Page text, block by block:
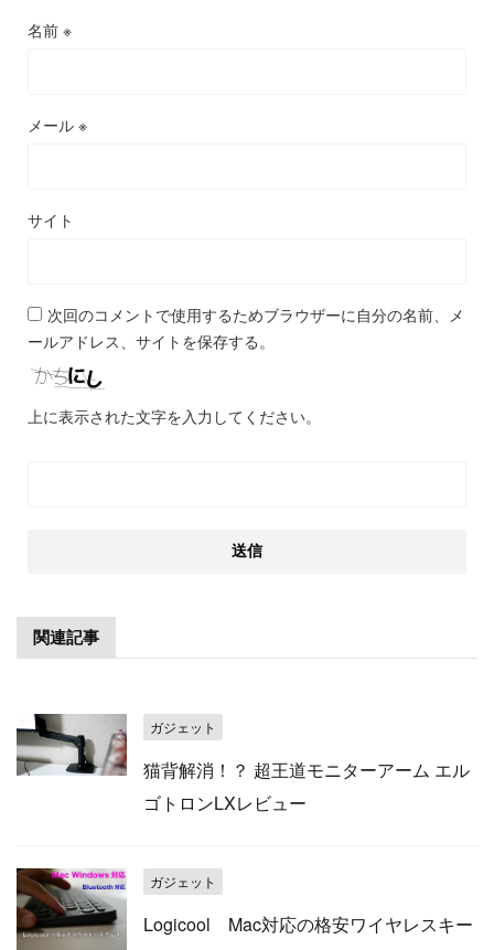
名前 ※
メール ※
サイト
次回のコメントで使用するためブラウザーに自分の名前、メ
ールアドレス、サイトを保存する。
上に表示された文字を入力してください。
関連記事
ガジェット
猫背解消！？ 超王道モニターアーム エル
ゴトロンLXレビュー
ガジェット
Logicool Mac対応の格安ワイヤレスキー